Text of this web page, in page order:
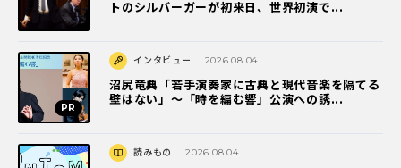
トのシルバーガーが初来日、世界初演で...
インタビュー 2026.08.04
沼尻竜典「若手演奏家に古典と現代音楽を隔てる
壁はない」～「時を編む響」公演への誘...
読みもの 2026.08.04